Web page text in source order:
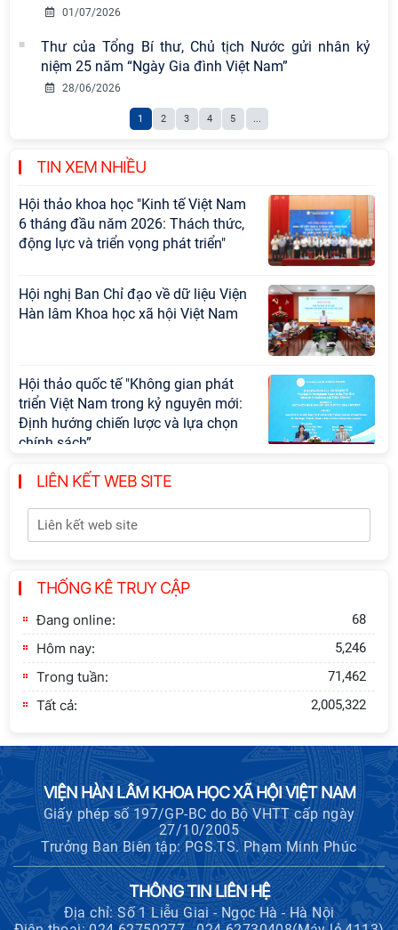
01/07/2026
Thư của Tổng Bí thư, Chủ tịch Nước gửi nhân kỷ
niệm 25 năm “Ngày Gia đình Việt Nam”
28/06/2026
1 2 3 4 5 ...
TIN XEM NHIỀU
Đảng Cộng sản Trung Quốc và Đảng
sự nghiệp xây dựng chủ nghĩa xã hội
Hội nghị Lãnh đạo Viện Hàn lâm
Khoa học xã hội Việt Nam làm việc
với Ban Chủ nhiệm các Chương trình
cấp Bộ
Hội thảo khoa học "Kinh tế Việt Nam
6 tháng đầu năm 2026: Thách thức,
động lực và triển vọng phát triển"
Hội nghị Ban Chỉ đạo về dữ liệu Viện
Hàn lâm Khoa học xã hội Việt Nam
Hội thảo quốc tế "Không gian phát
triển Việt Nam trong kỷ nguyên mới:
Định hướng chiến lược và lựa chọn
chính sách”
Khai quật công trường khai thác đá
Tôn
sinh đào tạo trình độ tiến sĩ đợt 1
LIÊN KẾT WEB SITE
THỐNG KÊ TRUY CẬP
Đang online: 68
Hôm nay: 5,246
Trong tuần: 71,462
Tất cả: 2,005,322
VIỆN HÀN LÂM KHOA HỌC XÃ HỘI VIỆT NAM
Giấy phép số 197/GP-BC do Bộ VHTT cấp ngày
27/10/2005
Trưởng Ban Biên tập: PGS.TS. Phạm Minh Phúc
THÔNG TIN LIÊN HỆ
Địa chỉ: Số 1 Liễu Giai - Ngọc Hà - Hà Nội